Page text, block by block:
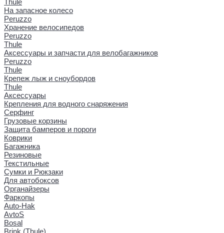
Thule
На запасное колесо
Peruzzo
Хранение велосипедов
Peruzzo
Thule
Аксессуары и запчасти для велобагажников
Peruzzo
Thule
Крепеж лыж и сноубордов
Thule
Аксессуары
Крепления для водного снаряжения
Серфинг
Грузовые корзины
Защита бамперов и пороги
Коврики
Багажника
Резиновые
Текстильные
Сумки и Рюкзаки
Для автобоксов
Органайзеры
Фаркопы
Auto-Hak
AvtoS
Bosal
Brink (Thule)